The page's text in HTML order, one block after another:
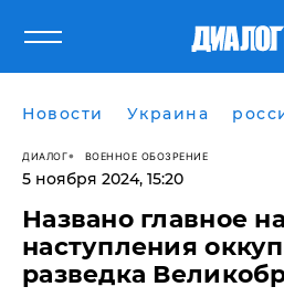
Новости Украина
ДИАЛОГ ВОЕННОЕ ОБОЗРЕНИЕ
5 ноября 2024, 15:20
Названо главное
наступления
разведка